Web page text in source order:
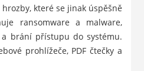
které se jinak úspěšně
ransomware a malware,
a brání přístupu do systému.
prohlížeče, PDF čtečky a